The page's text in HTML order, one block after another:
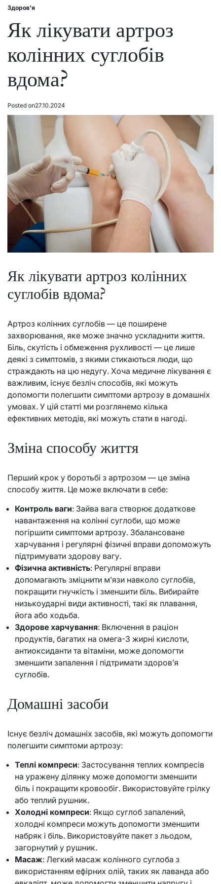
Posted
Здоров'я
Як лікувати артроз
колінних суглобів
вдома?
Posted on27.10.2024
Як лікувати артроз колінних
суглобів вдома?
Артроз колінних суглобів — це поширене
захворювання, яке може значно ускладнити життя.
Біль, скутість і обмеження рухливості — це лише
деякі з симптомів, з якими стикаються люди, що
страждають на цю недугу. Хоча медичне лікування є
важливим, існує безліч способів, які можуть
допомогти полегшити симптоми артрозу в домашніх
умовах. У цій статті ми розглянемо кілька
ефективних методів, які можуть стати в нагоді.
Зміна способу життя
Перший крок у боротьбі з артрозом — це зміна
способу життя. Це може включати в себе:
Контроль ваги: Зайва вага створює додаткове
навантаження на колінні суглоби, що може
погіршити симптоми артрозу. Збалансоване
харчування і регулярні фізичні вправи допоможуть
підтримувати здорову вагу.
Фізична активність: Регулярні вправи
допомагають зміцнити м’язи навколо суглобів,
покращити гнучкість і зменшити біль. Вибирайте
низькоударні види активності, такі як плавання,
йога або ходьба.
Здорове харчування: Включення в раціон
продуктів, багатих на омега-3 жирні кислоти,
антиоксиданти та вітаміни, може допомогти
зменшити запалення і підтримати здоров’я
суглобів.
Домашні засоби
Існує безліч домашніх засобів, які можуть допомогти
полегшити симптоми артрозу:
Теплі компреси: Застосування теплих компресів
на уражену ділянку може допомогти зменшити
біль і покращити кровообіг. Використовуйте грілку
або теплий рушник.
Холодні компреси: Якщо суглоб запалений,
холодні компреси можуть допомогти зменшити
набряк і біль. Використовуйте пакет з льодом,
загорнутий у рушник.
Масаж: Легкий масаж колінного суглоба з
використанням ефірних олій, таких як лаванда або